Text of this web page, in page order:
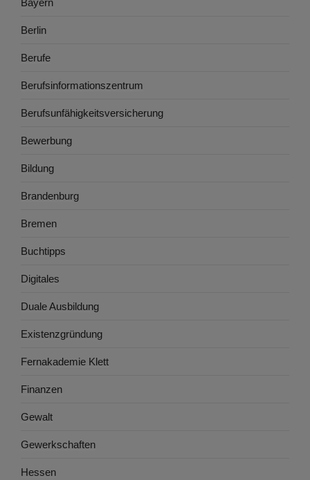
Berlin
Berufe
Berufsinformationszentrum
Berufsunfähigkeitsversicherung
Bewerbung
Bildung
Brandenburg
Bremen
Buchtipps
Digitales
Duale Ausbildung
Existenzgründung
Fernakademie Klett
Finanzen
Gewalt
Gewerkschaften
Hessen